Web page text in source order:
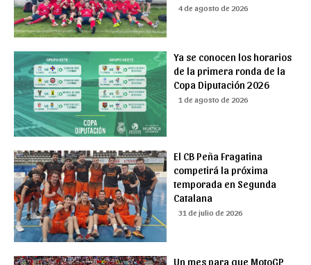
4 de agosto de 2026
Ya se conocen los horarios
de la primera ronda de la
Copa Diputación 2026
1 de agosto de 2026
El CB Peña Fragatina
competirá la próxima
temporada en Segunda
Catalana
31 de julio de 2026
Un mes para que MotoGP